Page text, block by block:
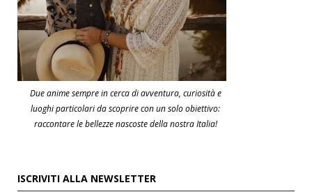
Due anime sempre in cerca di avventura, curiosità e
luoghi particolari da scoprire con un solo obiettivo:
raccontare le bellezze nascoste della nostra Italia!
ISCRIVITI ALLA NEWSLETTER